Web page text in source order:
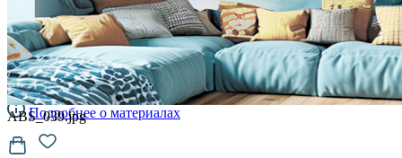
KROSTA
4800руб/м2
STRADO
6500руб/м2
Подробнее о материалах
ABS_039.jpg